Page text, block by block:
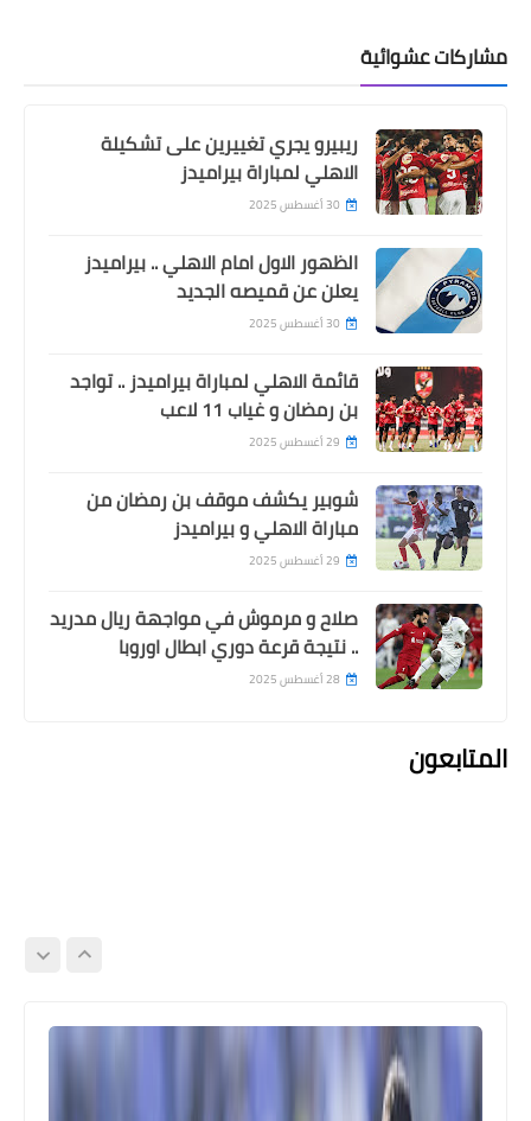
مشاركات عشوائية
ريبيرو يجري تغييرين على تشكيلة
الاهلي لمباراة بيراميدز
30 أغسطس 2025
الظهور الاول امام الاهلي .. بيراميدز
يعلن عن قميصه الجديد
30 أغسطس 2025
قائمة الاهلي لمباراة بيراميدز .. تواجد
بن رمضان و غياب 11 لاعب
29 أغسطس 2025
شوبير يكشف موقف بن رمضان من
مباراة الاهلي و بيراميدز
29 أغسطس 2025
صلاح و مرموش في مواجهة ريال مدريد
.. نتيجة قرعة دوري ابطال اوروبا
28 أغسطس 2025
المتابعون